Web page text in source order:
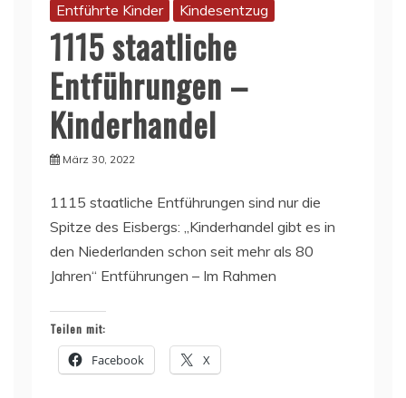
Entführte Kinder Kindesentzug
1115 staatliche
Entführungen –
Kinderhandel
März 30, 2022
1115 staatliche Entführungen sind nur die
Spitze des Eisbergs: „Kinderhandel gibt es in
den Niederlanden schon seit mehr als 80
Jahren“ Entführungen – Im Rahmen
Teilen mit:
Facebook X